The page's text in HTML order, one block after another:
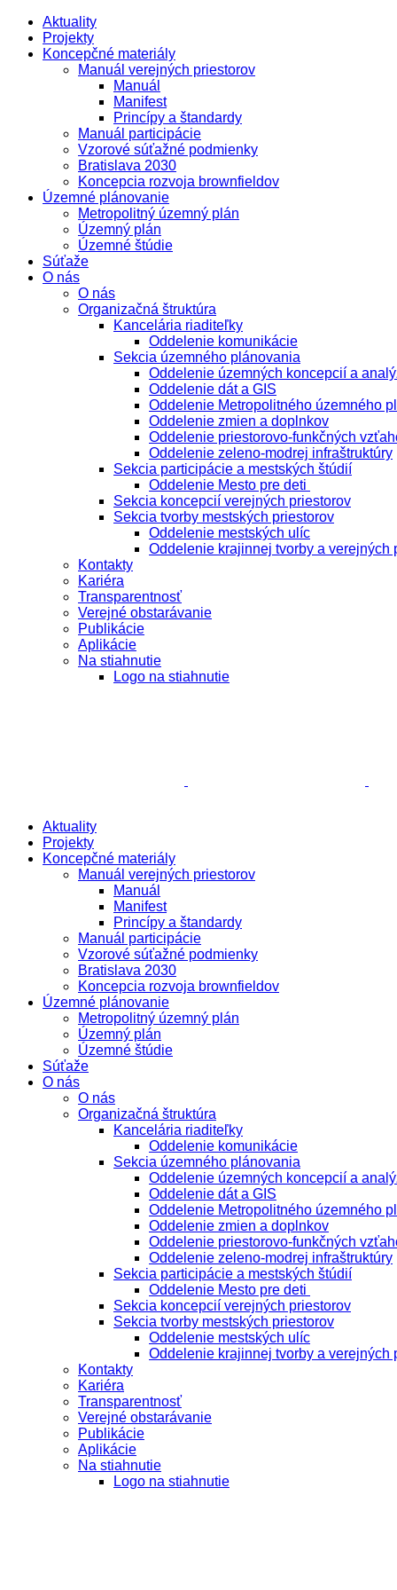
Aktuality
Projekty
Koncepčné materiály
Manuál verejných priestorov
Manuál
Manifest
Princípy a štandardy
Manuál participácie
Vzorové súťažné podmienky
Bratislava 2030
Koncepcia rozvoja brownfieldov
Územné plánovanie
Metropolitný územný plán
Územný plán
Územné štúdie
Súťaže
O nás
O nás
Organizačná štruktúra
Kancelária riaditeľky
Oddelenie komunikácie
Sekcia územného plánovania
Oddelenie územných koncepcií a
Oddelenie dát a GIS
Oddelenie Metropolitného územného
Oddelenie zmien a doplnkov
Oddelenie priestorovo-funkčných
Oddelenie zeleno-modrej infraštruktúry
Sekcia participácie a mestských štúdií
Oddelenie Mesto pre deti
Sekcia koncepcií verejných priestorov
Sekcia tvorby mestských priestorov
Oddelenie mestských ulíc
Oddelenie krajinnej tvorby a verejných
Kontakty
Kariéra
Transparentnosť
Verejné obstarávanie
Publikácie
Aplikácie
Na stiahnutie
Logo na stiahnutie
Aktuality
Projekty
Koncepčné materiály
Manuál verejných priestorov
Manuál
Manifest
Princípy a štandardy
Manuál participácie
Vzorové súťažné podmienky
Bratislava 2030
Koncepcia rozvoja brownfieldov
Územné plánovanie
Metropolitný územný plán
Územný plán
Územné štúdie
Súťaže
O nás
O nás
Organizačná štruktúra
Kancelária riaditeľky
Oddelenie komunikácie
Sekcia územného plánovania
Oddelenie územných koncepcií a
Oddelenie dát a GIS
Oddelenie Metropolitného územného
Oddelenie zmien a doplnkov
Oddelenie priestorovo-funkčných
Oddelenie zeleno-modrej infraštruktúry
Sekcia participácie a mestských štúdií
Oddelenie Mesto pre deti
Sekcia koncepcií verejných priestorov
Sekcia tvorby mestských priestorov
Oddelenie mestských ulíc
Oddelenie krajinnej tvorby a verejných
Kontakty
Kariéra
Transparentnosť
Verejné obstarávanie
Publikácie
Aplikácie
Na stiahnutie
Logo na stiahnutie